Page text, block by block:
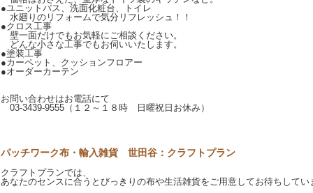
●ユニットバス、洗面化粧台、トイレ
水廻りのリフォームで気分リフレッシュ！！
●クロス工事
壁一面だけでもお気軽にご相談ください。
どんな小さな工事でもお伺いいたします。
●塗装工事
●カーペット、クッションフロアー
●オーダーカーテン
お問い合わせはお電話にて
03-3439-9555（１２～１８時 日曜祝日お休み）
パッチワーク布・輸入雑貨 世田谷：クラフトプラン
クラフトプランでは、
あなたのセンスに合うとびっきりの布や生活雑貨をご用意してお待ちしてい